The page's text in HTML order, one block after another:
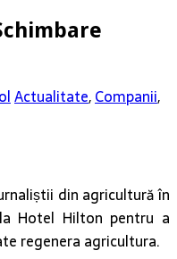
Actualitate,Companii,
din agricultură în
Hotel Hilton pentru a
regenera agricultura.